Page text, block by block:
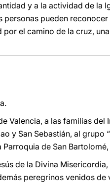
y a la actividad de la
personas pueden
el camino de la cruz,
Valencia, a las familias del
y San Sebastián, al grupo
de San
de la Divina
peregrinos venidos de